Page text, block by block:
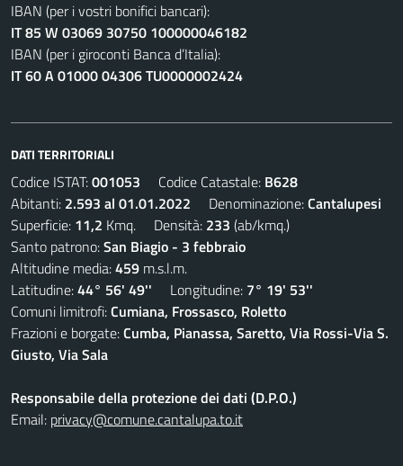
IBAN (per i vostri bonifici bancari):
IT 85 W 03069 30750 100000046182
IBAN (per i giroconti Banca d’Italia):
IT 60 A 01000 04306 TU0000002424
DATI TERRITORIALI
Codice ISTAT:001053 Codice Catastale: B628
Abitanti: 2.593 al 01.01.2022 Denominazione:Cantalupesi
Superficie: 11,2 Kmq. Densità: 233 (ab/kmq.)
Santo patrono:San Biagio - 3 febbraio
Altitudine media:459 m.s.l.m.
Latitudine:44° 56' 49'' Longitudine: 7° 19' 53''
Comuni limitrofi:Cumiana, Frossasco, Roletto
Frazioni e borgate:Cumba, Pianassa, Saretto, Via Rossi-Via S.
Giusto, Via Sala
Responsabile della protezione dei dati (D.P.O.)
Email: privacy@comune.cantalupa.to.it